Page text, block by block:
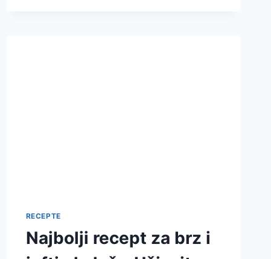
RECEPTE
Najbolji recept za brz i